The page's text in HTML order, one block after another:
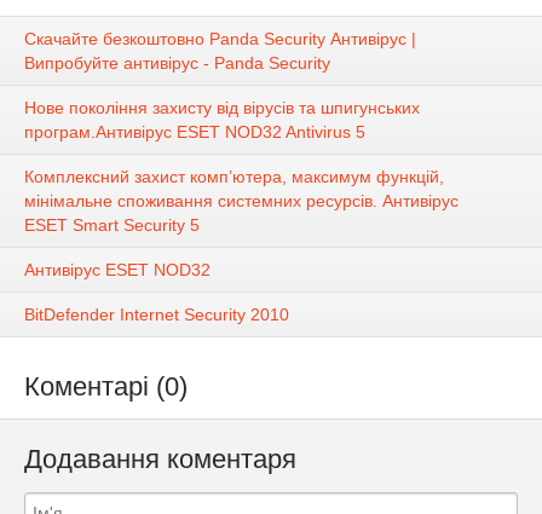
Cкачайте безкоштовно Panda Security Антивірус |
Випробуйте антивірус - Panda Security
Нове покоління захисту від вірусів та шпигунських
програм.Антивірус ESET NOD32 Antivirus 5
Комплексний захист комп’ютера, максимум функцій,
мінімальне споживання системних ресурсів. Антивірус
ESET Smart Security 5
Антивірус ESET NOD32
BitDefender Internet Security 2010
Коментарі (0)
Додавання коментаря